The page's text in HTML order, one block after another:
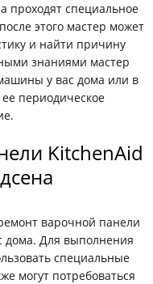
проходят специальное
этого мастер может
и найти причину
знаниями мастер
у вас дома или в
периодическое
KitchenAid
варочной панели
дома. Для выполнения
специальные
могут потребоваться